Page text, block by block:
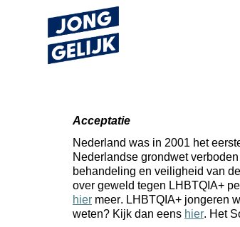
Acceptatie
Nederland was in 2001 het
Nederlandse grondwet
behandeling en veiligheid van de
over geweld tegen LHBTQIA+
hier meer. LHBTQIA+ jongeren
weten? Kijk dan eens hier. Het